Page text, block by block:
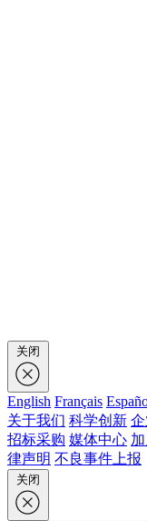
English Français
关于我们 科学创新
招标采购 媒体中心
律声明 不良事件上报